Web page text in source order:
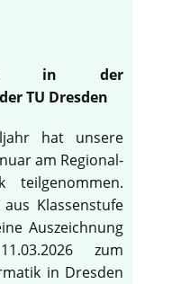
in der
TU Dresden
hat unsere
am Regional-
teilgenommen.
Klassenstufe
Auszeichnung
zum
in Dresden